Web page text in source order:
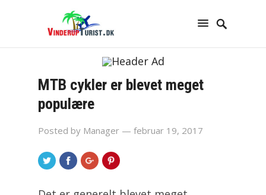
MTB cykler er blevet meget
populære
Posted by Manager — februar 19, 2017